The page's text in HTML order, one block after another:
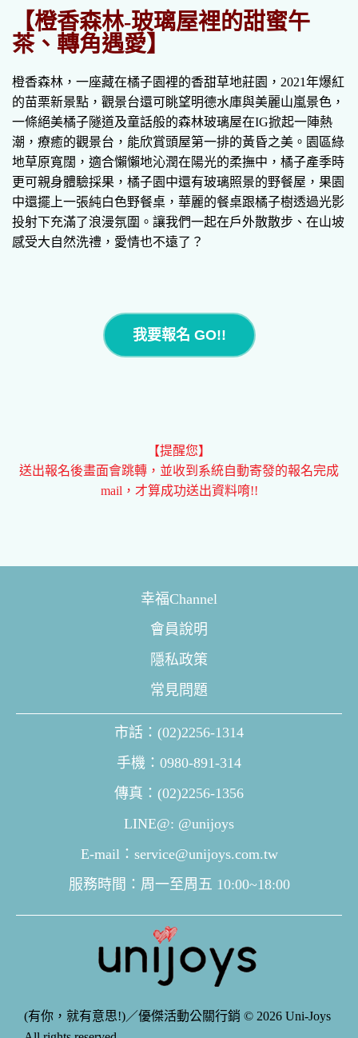
【橙香森林-玻璃屋裡的甜蜜午
茶、轉角遇愛】
橙香森林，一座藏在橘子園裡的香甜草地莊園，2021年爆紅
的苗栗新景點，觀景台還可眺望明德水庫與美麗山嵐景色，
一條絕美橘子隧道及童話般的森林玻璃屋在IG掀起一陣熱
潮，療癒的觀景台，能欣賞頭屋第一排的黃昏之美。園區綠
地草原寬闊，適合懶懶地沁潤在陽光的柔撫中，橘子產季時
更可親身體驗採果，橘子園中還有玻璃照景的野餐屋，果園
中還擺上一張純白色野餐桌，華麗的餐桌跟橘子樹透過光影
投射下充滿了浪漫氛圍。讓我們一起在戶外散散步、在山坡
感受大自然洗禮，愛情也不遠了？
我要報名 GO!!
【提醒您】
送出報名後畫面會跳轉，並收到系統自動寄發的報名完成
mail，才算成功送出資料唷!!
幸福Channel
會員說明
隱私政策
常見問題
市話：(02)2256-1314
手機：0980-891-314
傳真：(02)2256-1356
LINE@: @unijoys
E-mail：service@unijoys.com.tw
服務時間：周一至周五 10:00~18:00
(有你，就有意思!)／優傑活動公關行銷 © 2026 Uni-Joys